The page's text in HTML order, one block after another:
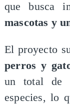
que busca
mascotas y
El proyecto
perros y
un total de
especies, lo